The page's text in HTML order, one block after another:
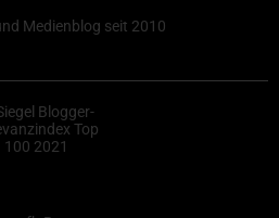
Medienblog seit 2010